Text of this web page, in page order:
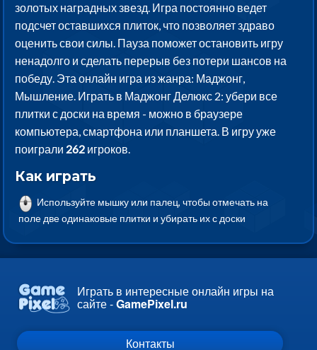
золотых наградных звезд. Игра постоянно ведет
подсчет оставшихся плиток, что позволяет здраво
оценить свои силы. Пауза поможет остановить игру
ненадолго и сделать перерыв без потери шансов на
победу. Эта онлайн игра из жанра: Маджонг,
Мышление. Играть в Маджонг Делюкс 2: убери все
плитки с доски на время - можно в браузере
компьютера, смартфона или планшета. В игру уже
поиграли 262 игроков.
Как играть
Используйте мышку или палец, чтобы отмечать на
поле две одинаковые плитки и убирать их с доски
Играть в интересные онлайн игры на
сайте -GamePixel.ru
Контакты